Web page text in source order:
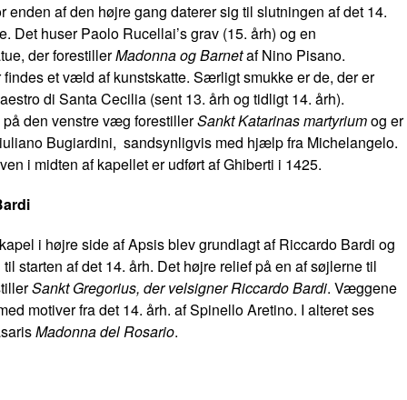
enden af den højre gang daterer sig til slutningen af det 14.
Det huser Paolo Rucellai’s grav (15. årh) og en
der forestillerMadonna og Barnetaf Nino Pisano.
findes et væld af kunstskatte. Særligt smukke er de, der er
di Santa Cecilia (sent 13. årh og tidligt 14. årh).
den venstre væg forestillerSankt Katarinas martyriumog er
Bugiardini, sandsynligvis med hjælp fra Michelangelo.
i midten af kapellet er udført af Ghiberti i 1425.
i højre side af Apsis blev grundlagt af Riccardo Bardi og
starten af det 14. årh. Det højre relief på en af søjlerne til
Sankt Gregorius, der velsigner Riccardo Bardi. Væggene
motiver fra det 14. årh. af Spinello Aretino. I alteret ses
Madonna del Rosario.